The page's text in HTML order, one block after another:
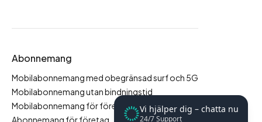
Vi hjälper dig – chatta nu
24/7 Support
Abonnemang
Mobilabonnemang med obegränsad surf och 5G
Mobilabonnemang utan bindningstid
Mobilabonnemang för företag
Abonnemang för företag